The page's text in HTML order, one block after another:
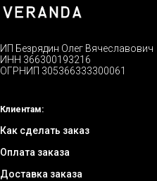
ИП Безрядин Олег Вячеславович
ИНН 366300193216
ОГРНИП 305366333300061
Клиентам:
Как сделать заказ
Оплата заказа
Доставка заказа